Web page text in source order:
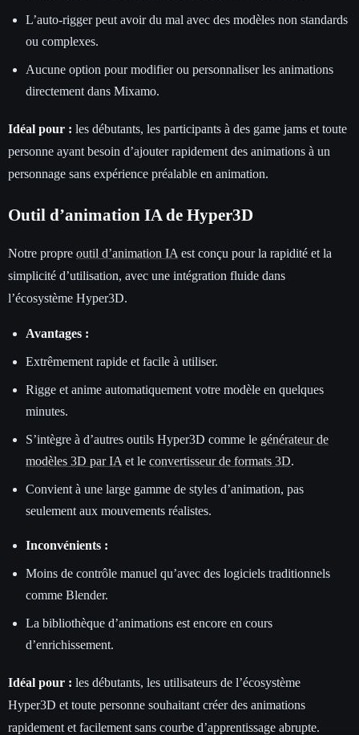
L’auto-rigger peut avoir du mal avec des modèles non standards
ou complexes.
Aucune option pour modifier ou personnaliser les animations
directement dans Mixamo.
Idéal pour : les débutants, les participants à des game jams et toute
personne ayant besoin d’ajouter rapidement des animations à un
personnage sans expérience préalable en animation.
Outil d’animation IA de Hyper3D
Notre propre outil d’animation IA est conçu pour la rapidité et la
simplicité d’utilisation, avec une intégration fluide dans
l’écosystème Hyper3D.
Avantages :
Extrêmement rapide et facile à utiliser.
Rigge et anime automatiquement votre modèle en quelques
minutes.
S’intègre à d’autres outils Hyper3D comme le générateur de
modèles 3D par IA et le convertisseur de formats 3D.
Convient à une large gamme de styles d’animation, pas
seulement aux mouvements réalistes.
Inconvénients :
Moins de contrôle manuel qu’avec des logiciels traditionnels
comme Blender.
La bibliothèque d’animations est encore en cours
d’enrichissement.
Idéal pour : les débutants, les utilisateurs de l’écosystème
Hyper3D et toute personne souhaitant créer des animations
rapidement et facilement sans courbe d’apprentissage abrupte.